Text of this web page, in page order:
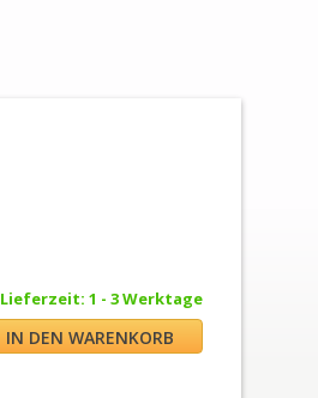
Lieferzeit: 1 - 3 Werktage
IN DEN WARENKORB